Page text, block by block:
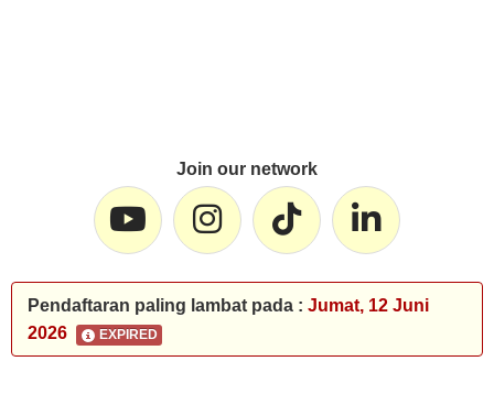
Join our network
Pendaftaran paling lambat pada : Jumat, 12 Juni
2026
EXPIRED